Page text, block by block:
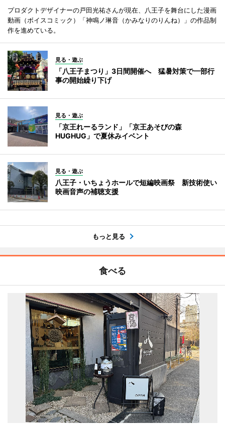
プロダクトデザイナーの戸田光祐さんが現在、八王子を舞台にした漫画
動画（ボイスコミック）「神鳴ノ琳音（かみなりのりんね）」の作品制
作を進めている。
見る・遊ぶ
「八王子まつり」3日間開催へ 猛暑対策で一部行
事の開始繰り下げ
見る・遊ぶ
「京王れーるランド」「京王あそびの森
HUGHUG」で夏休みイベント
見る・遊ぶ
八王子・いちょうホールで短編映画祭 新技術使い
映画音声の補聴支援
もっと見る
食べる